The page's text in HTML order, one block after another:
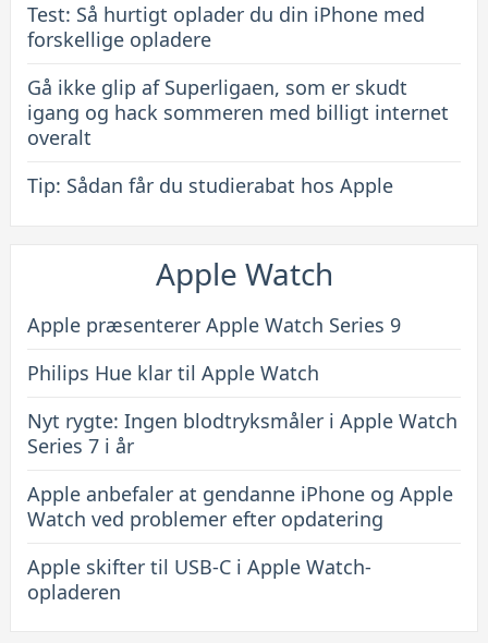
Test: Så hurtigt oplader du din iPhone med
forskellige opladere
Gå ikke glip af Superligaen, som er skudt
igang og hack sommeren med billigt internet
overalt
Tip: Sådan får du studierabat hos Apple
Apple Watch
Apple præsenterer Apple Watch Series 9
Philips Hue klar til Apple Watch
Nyt rygte: Ingen blodtryksmåler i Apple Watch
Series 7 i år
Apple anbefaler at gendanne iPhone og Apple
Watch ved problemer efter opdatering
Apple skifter til USB-C i Apple Watch-
opladeren